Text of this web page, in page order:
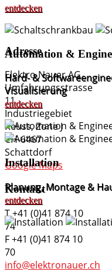
entdecken
Automation &
Hard- &
Visualisierung
entdecken
Installation
Planung, Montage &
entdecken
Adresse
Elektro Nauer AG
Umfahrungsstrasse
11
Industriegebiet
Reuss, Zone J
CH-6467
Schattdorf
Google Maps
Kontakt
T +41 (0)41 874 10
74
F +41 (0)41 874 10
70
info@elektronauer.ch